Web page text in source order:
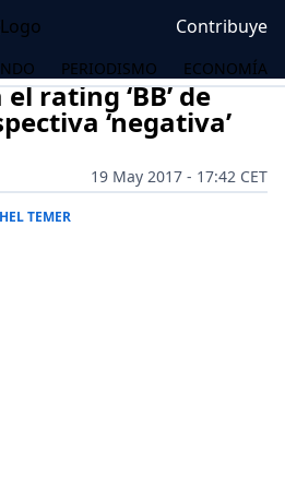
Contribuye
PERIODISMO ECONOMÍA
rating ‘BB’ de
‘negativa’
19 May 2017 - 17:42 CET
TEMER